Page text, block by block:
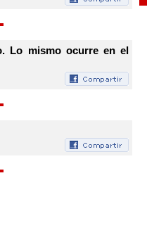
Lo mismo ocurre en el